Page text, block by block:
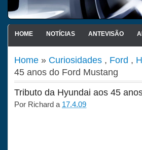
HOME NOTÍCIAS ANTEVISÃO
Home » Curiosidades , Ford ,
45 anos do Ford Mustang
Tributo da Hyundai aos 45
Por Richard a 17.4.09